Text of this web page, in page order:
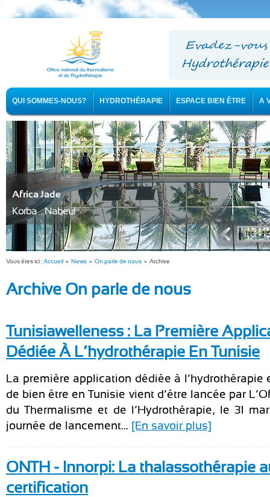
QUI SOMMES-NOUS? HYDROTHÉRAPIE ESPACE BIEN ÊTRE A
Africa Jade
Korba - Nabeul
Vous êtes ici :Accueil » News » On parle de nous » Archive
Archive On parle de nous
Tunisiawelleness : La Première
Dédiée À L’hydrothérapie En Tunisie
La première application dédiée à l’hydrothérapie
de bien être en Tunisie vient d’être lancée par
du Thermalisme et de l’Hydrothérapie, le 31
journée de lancement... [En savoir plus]
ONTH - Innorpi: La thalassothérapie
certification